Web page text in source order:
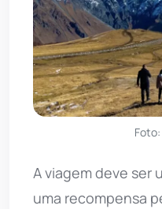
A viagem deve ser
uma recompensa